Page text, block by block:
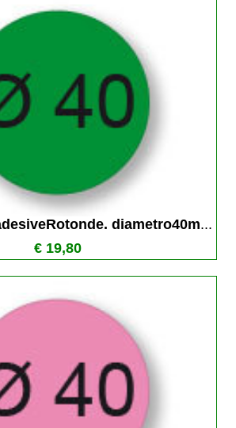
diametro40m...
€ 19,80